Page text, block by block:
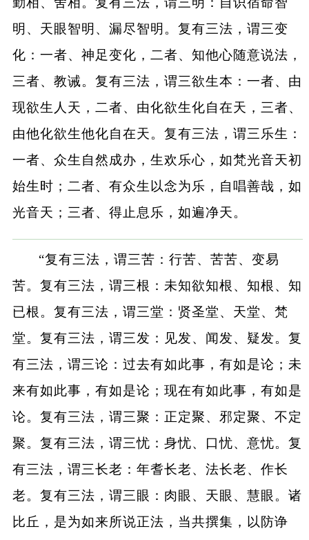
明、天眼智明、漏尽智明。复有三法，谓三变
化：一者、神足变化，二者、知他心随意说法，
三者、教诫。复有三法，谓三欲生本：一者、由
现欲生人天，二者、由化欲生化自在天，三者、
由他化欲生他化自在天。复有三法，谓三乐生：
一者、众生自然成办，生欢乐心，如梵光音天初
始生时；二者、有众生以念为乐，自唱善哉，如
光音天；三者、得止息乐，如遍净天。
“复有三法，谓三苦：行苦、苦苦、变易
苦。复有三法，谓三根：未知欲知根、知根、知
已根。复有三法，谓三堂：贤圣堂、天堂、梵
堂。复有三法，谓三发：见发、闻发、疑发。复
有三法，谓三论：过去有如此事，有如是论；未
来有如此事，有如是论；现在有如此事，有如是
论。复有三法，谓三聚：正定聚、邪定聚、不定
聚。复有三法，谓三忧：身忧、口忧、意忧。复
有三法，谓三长老：年耆长老、法长老、作长
老。复有三法，谓三眼：肉眼、天眼、慧眼。诸
比丘，是为如来所说正法，当共撰集，以防诤